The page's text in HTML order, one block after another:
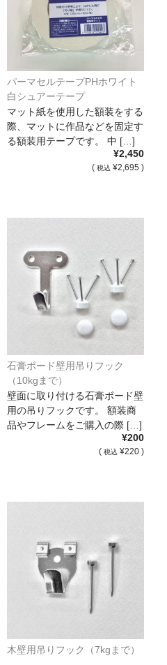
パーマセルテープPHホワイト
白シュアーテープ
マット紙を使用した額装をする
際、マットに作品などを固定す
る額装用テープです。 中 […]
¥2,450
( 税込 ¥2,695 )
石膏ボード壁用吊りフック
（10kgまで）
壁面に取り付ける石膏ボード壁
用の吊りフックです。 額装商
品やフレームをご購入の際 […]
¥200
( 税込 ¥220 )
木壁用吊りフック（7kgまで）